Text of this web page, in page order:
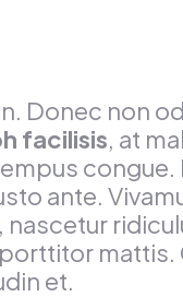
Donec non
facilisis, at
congue.
ante.
mattis.
et.